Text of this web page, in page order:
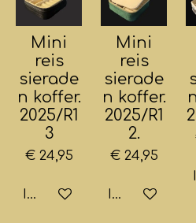
Mini
reis
sierade
n koffer.
2025/R1
3
€ 24,95
In winkelwagen
Mini
reis
sierade
n koffer.
2025/R1
2.
€ 24,95
In